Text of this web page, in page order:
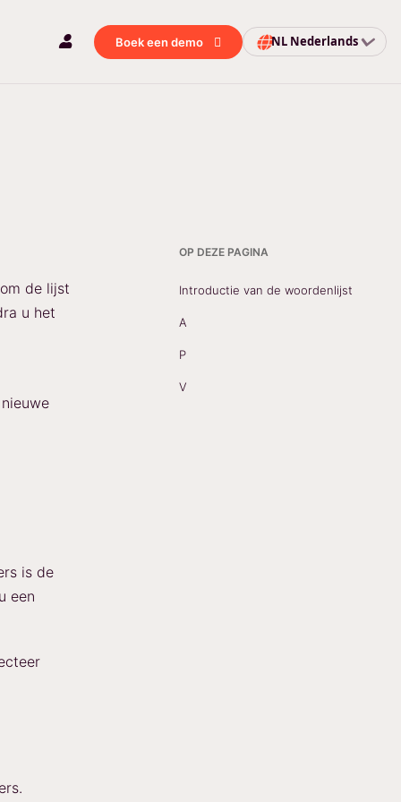
Boek een demo NL Nederlands
de lijst
u het
is de
een
OP DEZE PAGINA
Introductie van de woordenlijst
A
P
V